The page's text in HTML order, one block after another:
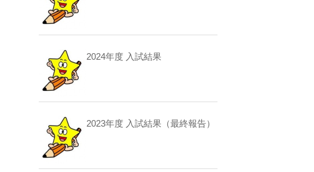
2024年度 入試結果
2023年度 入試結果（最終報告）